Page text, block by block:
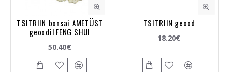
TSITRIIN bonsai AMETÜST
geoodil FENG SHUI
50.40€
TSITRIIN geood
18.20€